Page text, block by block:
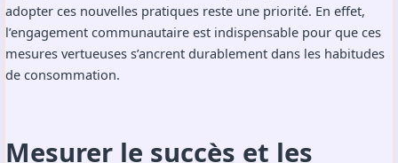
adopter ces nouvelles pratiques reste une priorité. En effet,
l’engagement communautaire est indispensable pour que ces
mesures vertueuses s’ancrent durablement dans les habitudes
de consommation.
Mesurer le succès et les